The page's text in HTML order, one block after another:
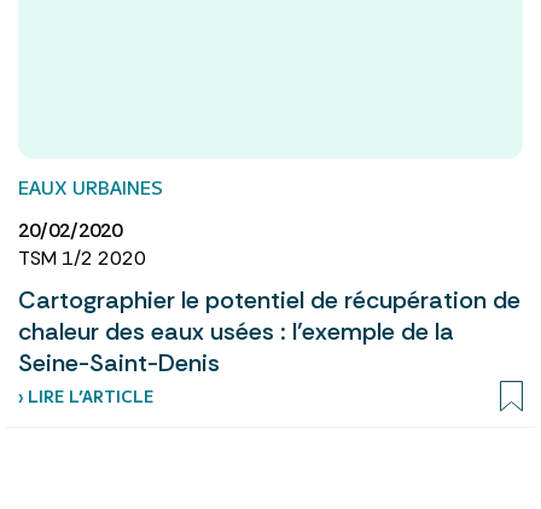
EAUX URBAINES
20/02/2020
TSM 1/2 2020
Cartographier le potentiel de récupération de
chaleur des eaux usées : l’exemple de la
Seine-Saint-Denis
› LIRE L’ARTICLE